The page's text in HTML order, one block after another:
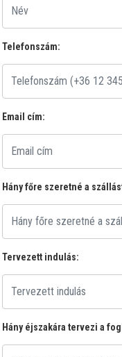
Telefonszám:
Email cím:
Hány főre szeretné a
Tervezett indulás:
Hány éjszakára tervezi a